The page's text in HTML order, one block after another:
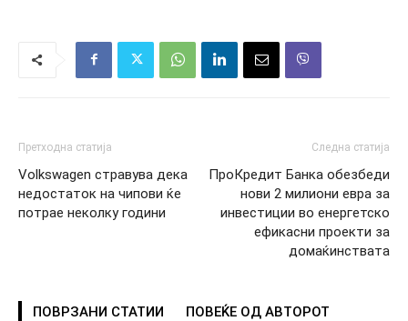
Претходна статија
Volkswagen стравува дека
недостаток на чипови ќе
потрае неколку години
Следна статија
ПроКредит Банка обезбеди
нови 2 милиони евра за
инвестиции во енергетско
ефикасни проекти за
домаќинствата
ПОВРЗАНИ СТАТИИ ПОВЕЌЕ ОД АВТОРОТ